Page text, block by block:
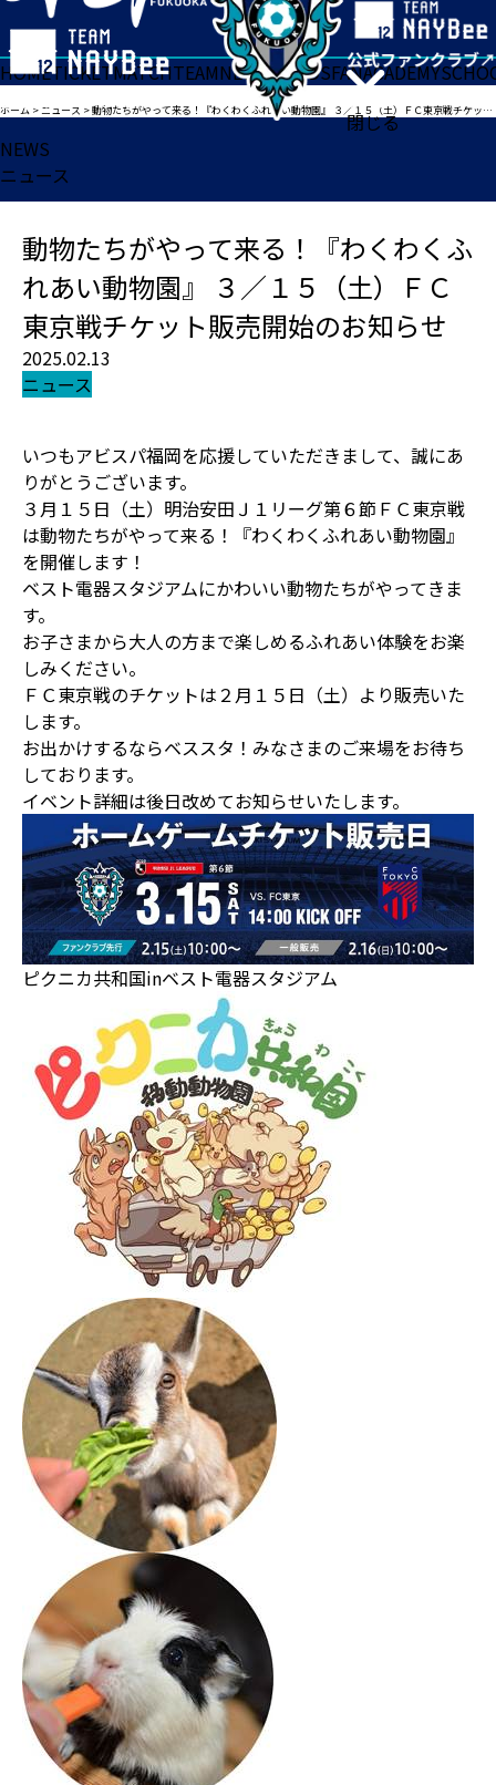
閉じる
HOMETICKETMATCHTEAMNEWSGOODSFANACADEMY
ホーム >ニュース >動物たちがやって来る！『わくわくふれあい動物園』 ３／１５（土）ＦＣ東京戦チケット販売開始のお知らせ
NEWS
ニュース
動物たちがやって来る！『わくわくふ
れあい動物園』 ３／１５（土）ＦＣ
東京戦チケット販売開始のお知らせ
2025.02.13
ニュース
いつもアビスパ福岡を応援していただきまして、誠にあ
りがとうございます。
３月１５日（土）明治安田Ｊ１リーグ第６節ＦＣ東京戦
は動物たちがやって来る！『わくわくふれあい動物園』
を開催します！
ベスト電器スタジアムにかわいい動物たちがやってきま
す。
お子さまから大人の方まで楽しめるふれあい体験をお楽
しみください。
ＦＣ東京戦のチケットは２月１５日（土）より販売いた
します。
お出かけするならベススタ！みなさまのご来場をお待ち
しております。
イベント詳細は後日改めてお知らせいたします。
ピクニカ共和国inベスト電器スタジアム